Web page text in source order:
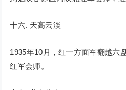
十六. 天高云淡
1935年10月，红一方面军翻越六
红军会师。